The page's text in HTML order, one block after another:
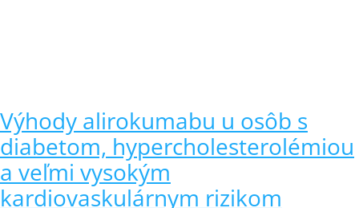
Výhody alirokumabu u osôb s
diabetom, hypercholesterolémiou
a veľmi vysokým
kardiovaskulárnym rizikom